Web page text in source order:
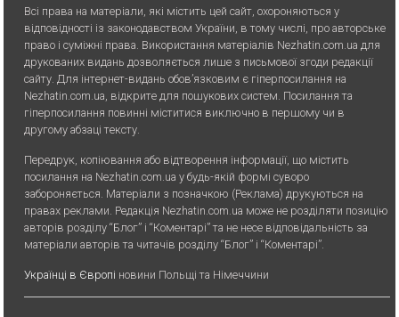
Всі права на матеріали, які містить цей сайт, охороняються у
відповідності із законодавством України, в тому числі, про авторське
право і суміжні права. Використання матерiалiв Nezhatin.com.ua для
друкованих видань дозволяється лише з письмової згоди редакції
сайту. Для iнтернет-видань обов’язковим є гiперпосилання на
Nezhatin.com.ua, відкрите для пошукових систем. Посилання та
гіперпосилання повинні міститися виключно в першому чи в
другому абзаці тексту.
Передрук, копiювання або вiдтворення iнформацiї, що мiстить
посилання на Nezhatin.com.ua у будь-якiй формi суворо
забороняється. Матеріали з позначкою (Реклама) друкуються на
правах реклами. Редакція Nezhatin.com.ua може не розділяти позицію
авторів розділу “Блог” і “Коментарі” та не несе відповідальність за
матеріали авторів та читачів розділу “Блог” і “Коментарі”.
Українці в Європі новини Польщі та Німеччини